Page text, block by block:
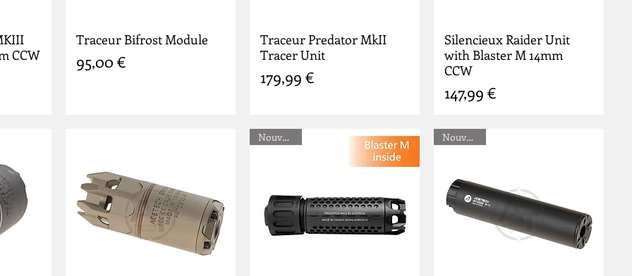
CCW
Traceur Bifrost Module
Prix
95,00 €
Traceur Predator MkII
Tracer Unit
Prix
179,99 €
Silencieux Raider Unit
with Blaster M 14mm
CCW
Prix
147,99 €
Nouveauté Nouveauté